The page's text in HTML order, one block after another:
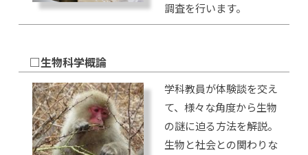
調査を行います。
□生物科学概論
学科教員が体験談を交え
て、様々な角度から生物
の謎に迫る方法を解説。
生物と社会との関わりな